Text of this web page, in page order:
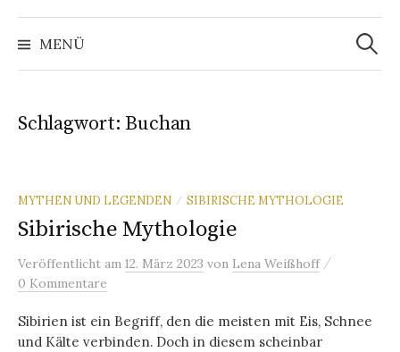
MENÜ
Suchen
nach:
Schlagwort: Buchan
MYTHEN UND LEGENDEN / SIBIRISCHE MYTHOLOGIE
Sibirische Mythologie
Veröffentlicht am 12. März 2023 von Lena Weißhoff /
0 Kommentare
Sibirien ist ein Begriff, den die meisten mit Eis, Schnee
und Kälte verbinden. Doch in diesem scheinbar